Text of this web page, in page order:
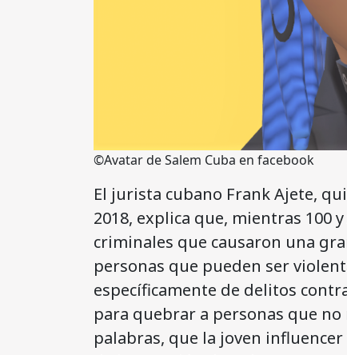
©Avatar de Salem Cuba en facebook
El jurista cubano Frank Ajete,
2018, explica que, mientras 100
criminales que causaron una
personas que pueden ser
específicamente de delitos
para quebrar a personas que
palabras, que la joven